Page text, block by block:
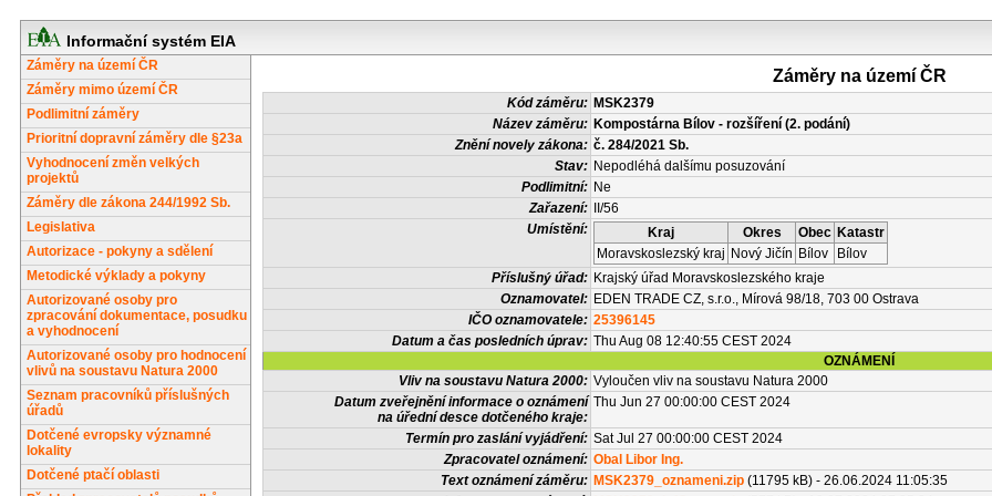
Informační systém EIA
Záměry na území ČR
Záměry mimo území ČR
Podlimitní záměry
Prioritní dopravní záměry dle §23a
Vyhodnocení změn velkých
projektů
Záměry dle zákona 244/1992 Sb.
Legislativa
Autorizace - pokyny a sdělení
Metodické výklady a pokyny
Autorizované osoby pro
zpracování dokumentace, posudku
a vyhodnocení
Autorizované osoby pro hodnocení
vlivů na soustavu Natura 2000
Seznam pracovníků příslušných
úřadů
Dotčené evropsky významné
lokality
Dotčené ptačí oblasti
Záměry na území ČR
Kód záměru: MSK2379
Název záměru: Kompostárna Bílov - rozšíření (2. podání)
Znění novely zákona: č. 284/2021 Sb.
Stav: Nepodléhá dalšímu posuzování
Podlimitní: Ne
Zařazení:
II/56
Umístění:
Kraj Okres Obec Katastr
Moravskoslezský kraj Nový Jičín Bílov
Bílov
Příslušný úřad: Krajský úřad Moravskoslezského kraje
Oznamovatel: EDEN TRADE CZ, s.r.o., Mírová 98/18, 703 00 Ostrava
IČO oznamovatele: 25396145
Datum a čas posledních úprav: Thu Aug 08 12:40:55 CEST 2024
OZNÁMENÍ
Vliv na soustavu Natura 2000: Vyloučen vliv na soustavu Natura 2000
Datum zveřejnění informace o oznámení
na úřední desce dotčeného kraje:
Thu Jun 27 00:00:00 CEST 2024
Termín pro zaslání vyjádření: Sat Jul 27 00:00:00 CEST 2024
Zpracovatel oznámení: Obal Libor Ing.
Text oznámení záměru: MSK2379_oznameni.zip (11795 kB) - 26.06.2024 11:05:35